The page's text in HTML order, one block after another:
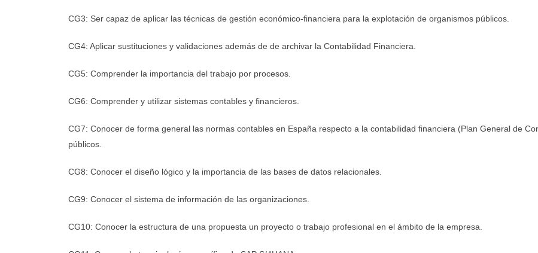
CG3: Ser capaz de aplicar las técnicas de gestión económico-financiera para la explotación de organismos públicos.
CG4: Aplicar sustituciones y validaciones además de de archivar la Contabilidad Financiera.
CG5: Comprender la importancia del trabajo por procesos.
CG6: Comprender y utilizar sistemas contables y financieros.
CG7: Conocer de forma general las normas contables en España respecto a la contabilidad financiera (Plan General de
públicos.
CG8: Conocer el diseño lógico y la importancia de las bases de datos relacionales.
CG9: Conocer el sistema de información de las organizaciones.
CG10: Conocer la estructura de una propuesta un proyecto o trabajo profesional en el ámbito de la empresa.